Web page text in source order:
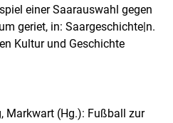
einer Saarauswahl gegen
geriet, in: Saargeschichte|n.
Kultur und Geschichte
Markwart (Hg.): Fußball zur